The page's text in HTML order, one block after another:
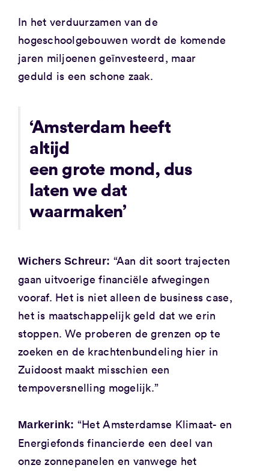
In het verduurzamen van de
hogeschoolgebouwen wordt de komende
jaren miljoenen geïnvesteerd, maar
geduld is een schone zaak.
‘Amsterdam heeft
altijd
een grote mond, dus
laten we dat
waarmaken’
Wichers Schreur: “Aan dit soort trajecten
gaan uitvoerige financiële afwegingen
vooraf. Het is niet alleen de business case,
het is maatschappelijk geld dat we erin
stoppen. We proberen de grenzen op te
zoeken en de krachtenbundeling hier in
Zuidoost maakt misschien een
tempoversnelling mogelijk.”
Markerink: “Het Amsterdamse Klimaat- en
Energiefonds financierde een deel van
onze zonnepanelen en vanwege het